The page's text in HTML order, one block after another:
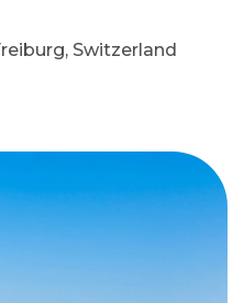
Switzerland